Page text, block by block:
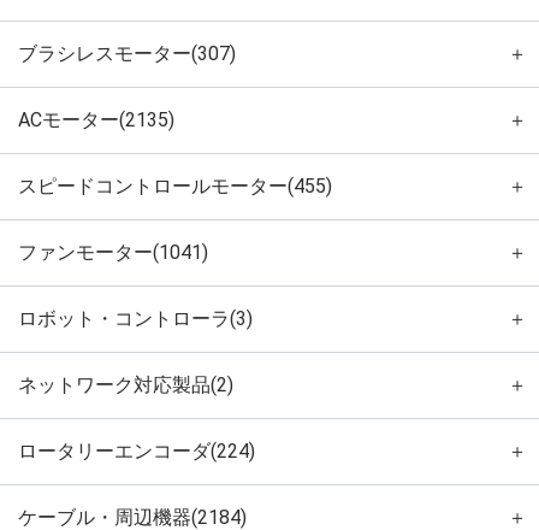
ブラシレスモーター(307) ＋
ACモーター(2135) ＋
スピードコントロールモーター(455) ＋
ファンモーター(1041) ＋
ロボット・コントローラ(3) ＋
ネットワーク対応製品(2) ＋
ロータリーエンコーダ(224) ＋
ケーブル・周辺機器(2184) ＋